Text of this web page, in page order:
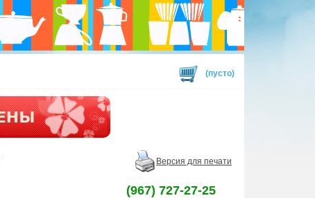
(пусто)
Версия для печати
(967) 727-27-25